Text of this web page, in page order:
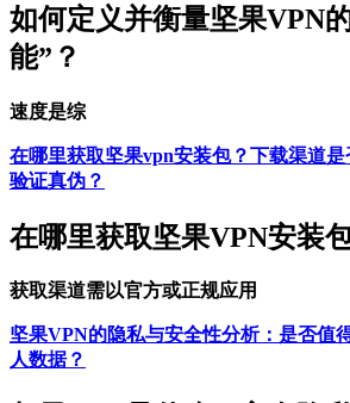
如何定义并衡量坚果VPN
能”？
速度是综
在哪里获取坚果vpn安装包？下载渠道
验证真伪？
在哪里获取坚果VPN安装
获取渠道需以官方或正规应用
坚果VPN的隐私与安全性分析：是否值
人数据？